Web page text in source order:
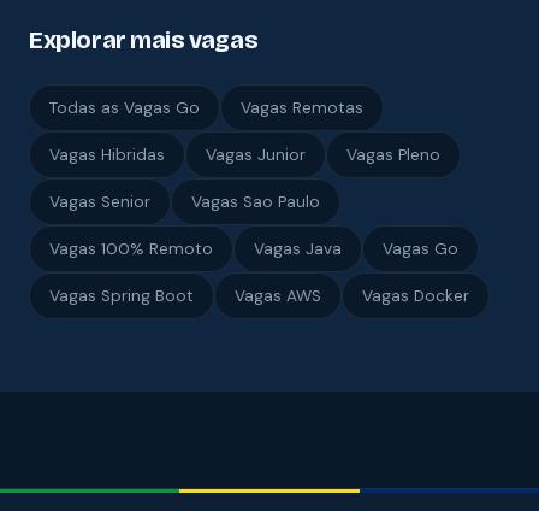
Explorar mais vagas
Todas as Vagas Go Vagas Remotas
Vagas Hibridas Vagas Junior Vagas Pleno
Vagas Senior Vagas Sao Paulo
Vagas 100% Remoto Vagas Java Vagas Go
Vagas Spring Boot Vagas AWS Vagas Docker